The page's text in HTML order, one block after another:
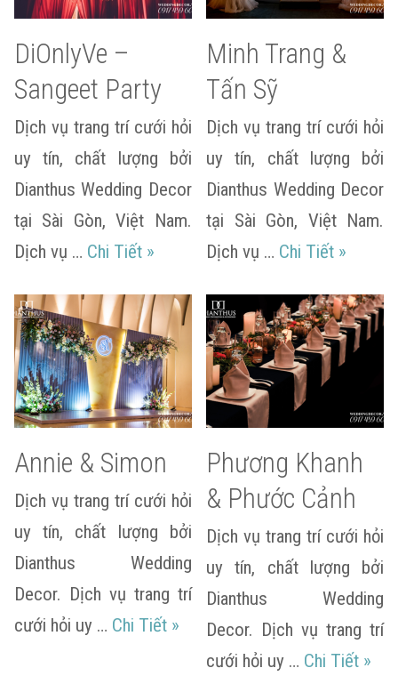
DiOnlyVe –
Sangeet Party
Dịch vụ trang trí cưới hỏi
uy tín, chất lượng bởi
Dianthus Wedding Decor
tại Sài Gòn, Việt Nam.
Dịch vụ … Chi Tiết DiOnlyVe – Sangeet Party
»
Minh Trang &
Tấn Sỹ
Dịch vụ trang trí cưới hỏi
uy tín, chất lượng bởi
Dianthus Wedding Decor
tại Sài Gòn, Việt Nam.
Dịch vụ … Chi Tiết Minh
»
Annie & Simon
Dịch vụ trang trí cưới hỏi
uy tín, chất lượng bởi
Dianthus Wedding
Decor. Dịch vụ trang trí
cưới hỏi uy … Chi Tiết Annie & Simon
»
Phương Khanh
& Phước Cảnh
Dịch vụ trang trí cưới hỏi
uy tín, chất lượng bởi
Dianthus Wedding
Decor. Dịch vụ trang trí
cưới hỏi uy … Chi Tiết »